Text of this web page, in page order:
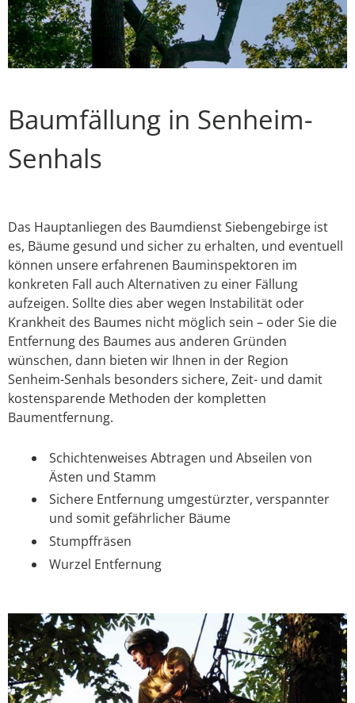
Baumfällung in Senheim-
Senhals
Das Hauptanliegen des Baumdienst Siebengebirge ist
es, Bäume gesund und sicher zu erhalten, und eventuell
können unsere erfahrenen Bauminspektoren im
konkreten Fall auch Alternativen zu einer Fällung
aufzeigen. Sollte dies aber wegen Instabilität oder
Krankheit des Baumes nicht möglich sein – oder Sie die
Entfernung des Baumes aus anderen Gründen
wünschen, dann bieten wir Ihnen in der Region
Senheim-Senhals besonders sichere, Zeit- und damit
kostensparende Methoden der kompletten
Baumentfernung.
Schichtenweises Abtragen und Abseilen von
Ästen und Stamm
Sichere Entfernung umgestürzter, verspannter
und somit gefährlicher Bäume
Stumpffräsen
Wurzel Entfernung